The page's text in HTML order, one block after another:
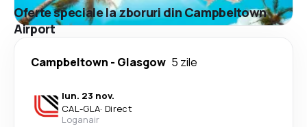
Oferte speciale la zboruri din Campbeltown
Airport
Campbeltown - Glasgow 5 zile
lun. 23 nov.
CAL-GLA· Direct
Loganair